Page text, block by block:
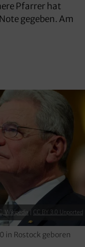
Pfarrer hat
gegeben. Am
Wikipedia CC BY 3.0 Unported
in Rostock geboren